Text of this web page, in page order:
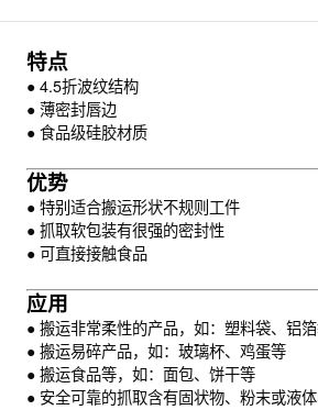
性能参数
资料下载
特点
● 4.5折波纹结构
● 薄密封唇边
● 食品级硅胶材质
优势
● 特别适合搬运形状不规则工件
● 抓取软包装有很强的密封性
● 可直接接触食品
应用
● 搬运非常柔性的产品，如：塑料袋、铝
● 搬运易碎产品，如：玻璃杯、鸡蛋等
● 搬运食品等，如：面包、饼干等
● 安全可靠的抓取含有固状物、粉末或液